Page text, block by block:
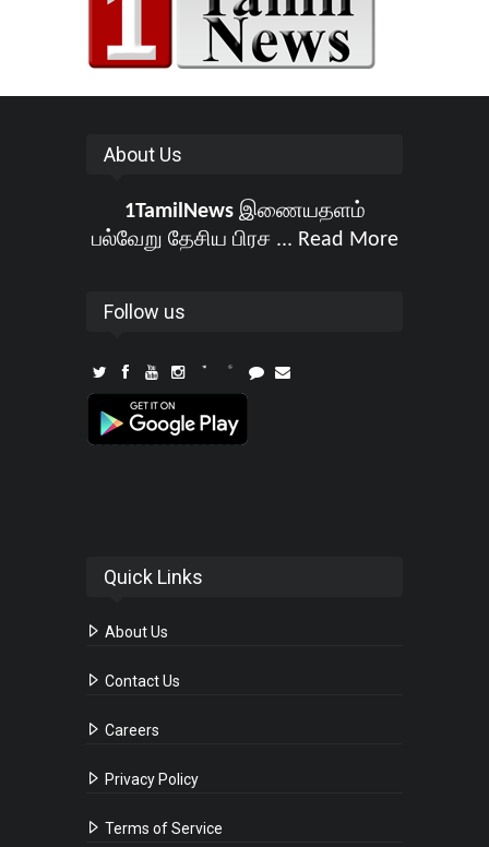
About Us
1TamilNewsஇணையதளம்
பல்வேறு தேசிய பிரச ... Read More
Follow us
Quick Links
About Us
Contact Us
Careers
Privacy Policy
Terms of Service